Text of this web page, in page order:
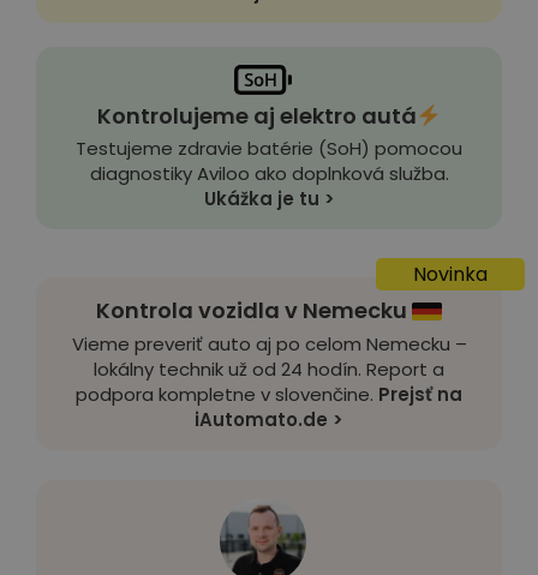
Kontrolujeme aj elektro autá
Testujeme zdravie batérie (SoH) pomocou
diagnostiky Aviloo ako doplnková služba.
Ukážka je tu >
Novinka
Kontrola vozidla v Nemecku
Vieme preveriť auto aj po celom Nemecku –
lokálny technik už od 24 hodín. Report a
podpora kompletne v slovenčine. Prejsť na
iAutomato.de >